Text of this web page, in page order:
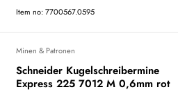
Item no: 7700567.0595
Minen & Patronen
Schneider Kugelschreibermine
Express 225 7012 M 0,6mm rot